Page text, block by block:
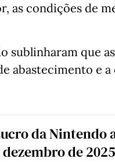
as condições de
sublinharam que
abastecimento e
da Nintendo
dezembro de 2025